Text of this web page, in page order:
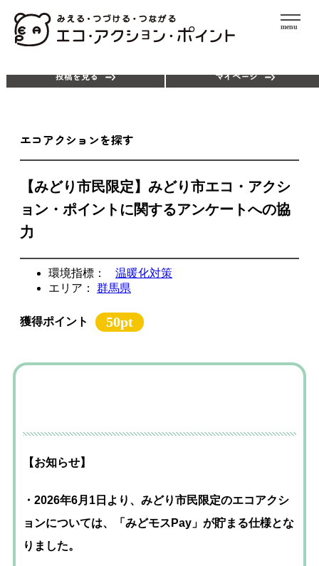
menu
投稿を見る
マイページ
エコアクションを探す
【みどり市民限定】みどり市エコ・アクシ
ョン・ポイントに関するアンケートへの協
力
環境指標：
温暖化対策
エリア： 群馬県
獲得ポイント 50pt
【お知らせ】
・2026年6月1日より、みどり市民限定のエコアクシ
ョンについては、「みどモスPay」が貯まる仕様とな
りました。